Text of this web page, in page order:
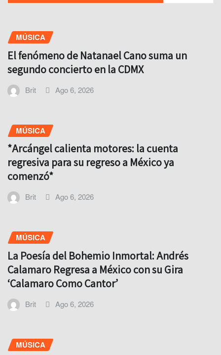
MÚSICA
El fenómeno de Natanael Cano suma un
segundo concierto en la CDMX
Brit Ago 6, 2026
MÚSICA
*Arcángel calienta motores: la cuenta
regresiva para su regreso a México ya
comenzó*
Brit Ago 6, 2026
MÚSICA
La Poesía del Bohemio Inmortal: Andrés
Calamaro Regresa a México con su Gira
‘Calamaro Como Cantor’
Brit Ago 6, 2026
MÚSICA